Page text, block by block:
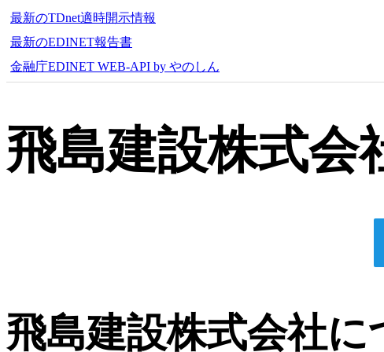
最新のTDnet適時開示情報
最新のEDINET報告書
金融庁EDINET WEB-API by やのしん
飛島建設株式会
飛島建設株式会社に